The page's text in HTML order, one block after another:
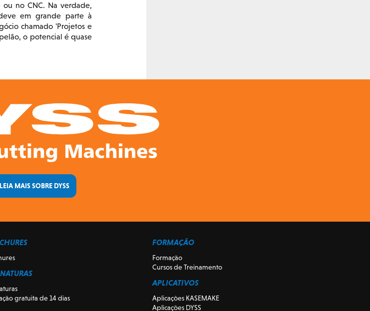
no CNC. Na verdade,
em grande parte à
chamado 'Projetos e
o potencial é quase
LEIA MAIS SOBRE DYSS
gratuita de 14 dias
FORMAÇÃO
Formação
Cursos de Treinamento
APLICATIVOS
Aplicações KASEMAKE
Aplicações DYSS